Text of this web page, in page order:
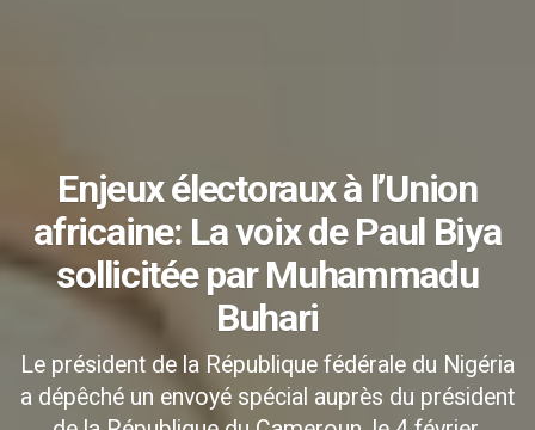
Enjeux électoraux à l’Union
africaine: La voix de Paul Biya
sollicitée par Muhammadu
Buhari
Le président de la République fédérale du Nigéria
a dépêché un envoyé spécial auprès du président